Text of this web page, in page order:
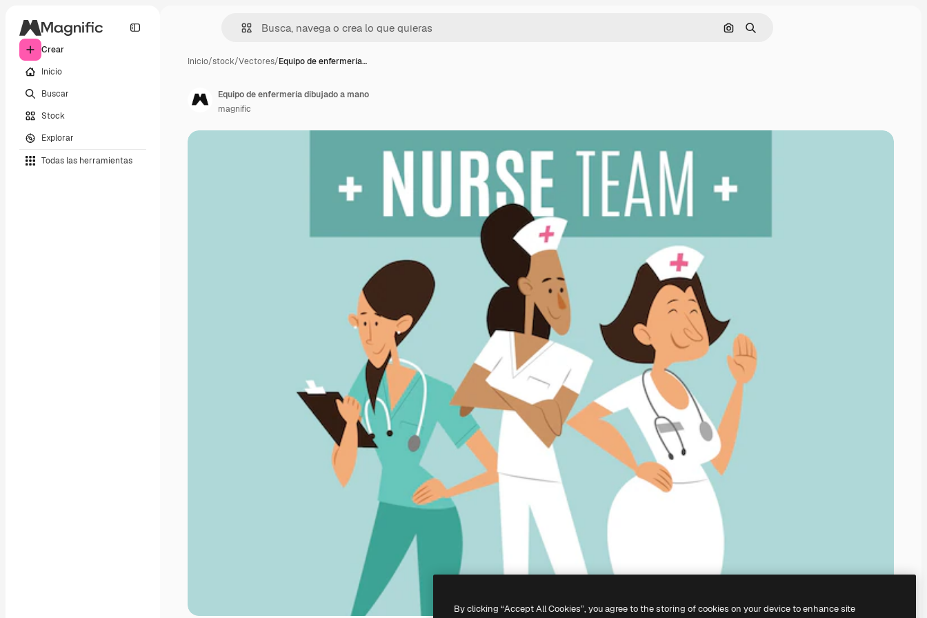
Crear
Inicio
Buscar
Stock
Explorar
Todas las herramientas
Buscar por imagen
Buscar
Inicio/stock/Vectores/Equipo de enfermería…
Equipo de enfermería dibujado a mano
magnific
By clicking “Accept All Cookies”, you agree to the storing of cookies on your device to enhance site